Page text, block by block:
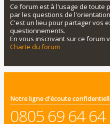
Ce forum est à l'usage de toute
par les questions de
C'est un lieu pour partager vos
questionnements.
En vous inscrivant sur ce forum
Charte du forum
Notre ligne d'écoute
0805 69 64 64